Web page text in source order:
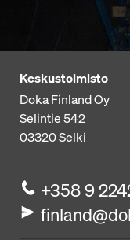
Keskustoimisto
Doka Finland Oy
Selintie 542
03320Selki
+358 9